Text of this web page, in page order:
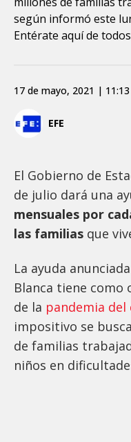
según informó este
Entérate aquí de
EFE
17 de mayo, 2021 | 11:13
El Gobierno de
de julio dará una
mensuales por
las familias que
La ayuda
Blanca tiene
de la pandemia del
impositivo se
de familias
niños en